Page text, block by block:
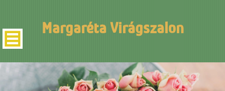
Margaréta Virágszalon